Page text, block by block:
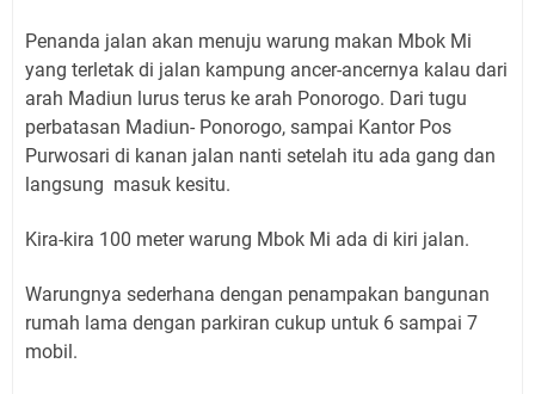
Penanda jalan akan menuju warung makan Mbok Mi
yang terletak di jalan kampung ancer-ancernya kalau dari
arah Madiun lurus terus ke arah Ponorogo. Dari tugu
perbatasan Madiun- Ponorogo, sampai Kantor Pos
Purwosari di kanan jalan nanti setelah itu ada gang dan
langsung masuk kesitu.
Kira-kira 100 meter warung Mbok Mi ada di kiri jalan.
Warungnya sederhana dengan penampakan bangunan
rumah lama dengan parkiran cukup untuk 6 sampai 7
mobil.